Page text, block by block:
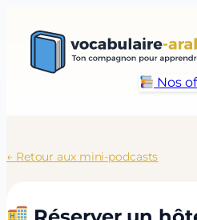
Nos
← Retour aux mini-podcasts